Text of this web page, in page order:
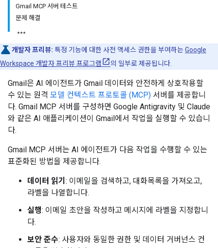
Gmail MCP 서버 테스트
문제 해결
개발자 프리뷰: 특정 기능에 대한 사전 액세스 권한을 부여하는Google
Workspace 개발자 프리뷰 프로그램
의 일부로 제공됩니다.
Gmail은 AI 에이전트가 Gmail 데이터와 안전하게 상호작용할
수 있는 원격 모델 컨텍스트 프로토콜 (MCP) 서버를 제공합니
다. Gmail MCP 서버를 구성하면 Google Antigravity 및 Claude
와 같은 AI 애플리케이션이 Gmail에서 작업을 실행할 수 있습니
다.
Gmail MCP 서버는 AI 에이전트가 다음 작업을 수행할 수 있는
표준화된 방법을 제공합니다.
데이터 읽기 : 이메일을 검색하고, 대화목록을 가져오고,
라벨을 나열합니다.
실행: 이메일 초안을 작성하고 메시지에 라벨을 지정합니
다.
보안 준수: 사용자와 동일한 권한 및 데이터 거버넌스 컨